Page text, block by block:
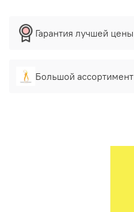
Гарантия лучшей цены
Большой ассортимент